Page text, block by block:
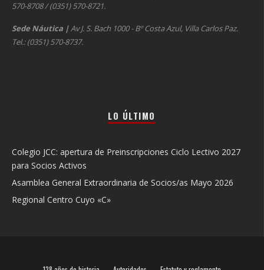
570-8708 / (0351) 570-8721.
Sede Náutica |Av J. S. Bach 1000 - Bº Costa Azul, Villa Carlos Paz.
Tel.: (0351) 570-8737.
LO ÚLTIMO
Colegio JCC: apertura de Preinscripciones Ciclo Lectivo 2027
para Socios Activos
Asamblea General Extraordinaria de Socios/as Mayo 2026
Regional Centro Cuyo «C»